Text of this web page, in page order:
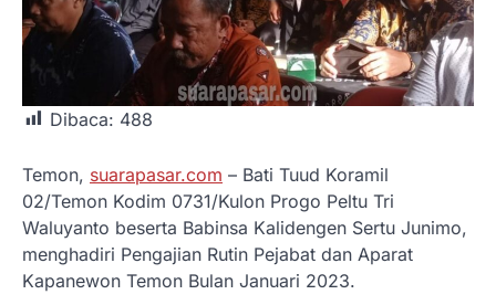
Dibaca: 488
Temon, suarapasar.com – Bati Tuud Koramil
02/Temon Kodim 0731/Kulon Progo Peltu Tri
Waluyanto beserta Babinsa Kalidengen Sertu Junimo,
menghadiri Pengajian Rutin Pejabat dan Aparat
Kapanewon Temon Bulan Januari 2023.